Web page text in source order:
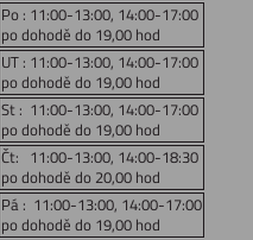
Po : 11:00-13:00, 14:00-17:00
po dohodě do 19,00 hod
UT : 11:00-13:00, 14:00-17:00
po dohodě do 19,00 hod
St : 11:00-13:00, 14:00-17:00
po dohodě do 19,00 hod
Čt: 11:00-13:00, 14:00-18:30
po dohodě do 20,00 hod
Pá : 11:00-13:00, 14:00-17:00
po dohodě do 19,00 hod